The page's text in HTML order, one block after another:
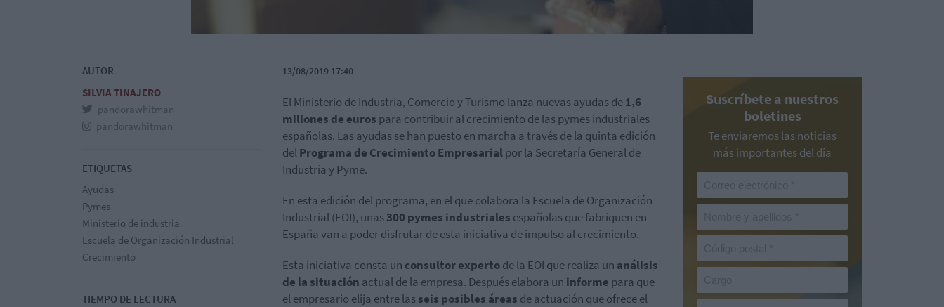
AUTOR
SILVIA TINAJERO
pandorawhitman
pandorawhitman
ETIQUETAS
Ayudas
Pymes
Ministerio de industria
Escuela de Organización Industrial
Crecimiento
TIEMPO DE LECTURA
13/08/2019 17:40
El Ministerio de Industria, Comercio y Turismo lanza nuevas ayudas de1,6
millones de euros para contribuir al crecimiento de las pymes industriales
españolas. Las ayudas se han puesto en marcha a través de la quinta edición
delPrograma de Crecimiento Empresarialpor la Secretaría General de
Industria y Pyme.
En esta edición del programa, en el que colabora la Escuela de Organización
Industrial (EOI), unas300 pymes industriales españolas que fabriquen en
España van a poder disfrutar de esta iniciativa de impulso al crecimiento.
Esta iniciativa consta un consultor expertode la EOI que realiza un análisis
de la situación actual de la empresa. Después elabora un informe para que
el empresario elija entre lasseis posibles áreas de actuación que ofrece el
Suscríbete a nuestros
boletines
Te enviaremos las noticias
más importantes del día